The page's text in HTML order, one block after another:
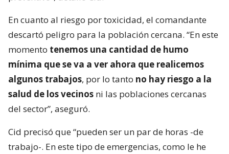
En cuanto al riesgo por toxicidad, el comandante
descartó peligro para la población cercana. “En este
momento tenemos una cantidad de humo
mínima que se va a ver ahora que realicemos
algunos trabajos, por lo tanto no hay riesgo a la
salud de los vecinos ni las poblaciones cercanas
del sector”, aseguró.
Cid precisó que “pueden ser un par de horas -de
trabajo-. En este tipo de emergencias, como le he